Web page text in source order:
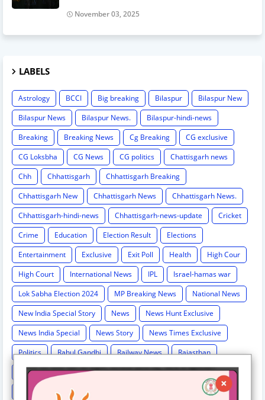
November 03, 2025
LABELS
Astrology BCCI Big breaking Bilaspur
Bilaspur New
Bilaspur News
Bilaspur News.
Bilaspur-hindi-news
Breaking
Breaking News Cg Breaking
CG exclusive
CG Loksbha
CG News CG politics
Chattisgarh news
Chh
Chhattisgarh
Chhattisgarh Breaking
Chhattisgarh New
Chhattisgarh News
Chhattisgarh News.
Chhattisgarh-hindi-news
Chhattisgarh-news-update
Cricket
Crime
Education Election Result
Elections
Entertainment
Exclusive Exit Poll Health
High Cour
High Court
International News IPL
Israel-hamas war
Lok Sabha Election 2024
MP Breaking News
National News
New India Special Story
News
News Hunt Exclusive
News India Special
News Story
News Times Exclusive
Politics
Rahul Gandhi Railway News
Rajasthan
Religion And Spirituality
Share Market
Social Event
sonia Gandhi
Sports
Technology